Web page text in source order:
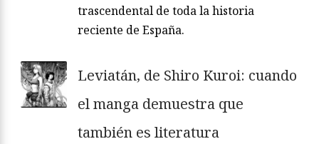
trascendental de toda la historia
reciente de España.
Leviatán, de Shiro Kuroi: cuando
el manga demuestra que
también es literatura